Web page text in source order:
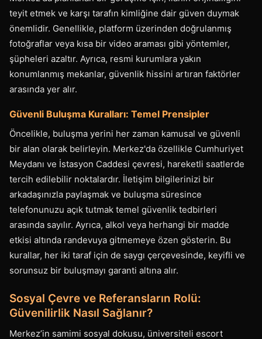
teyit etmek ve karşı tarafın kimliğine dair güven duymak
önemlidir. Genellikle, platform üzerinden doğrulanmış
fotoğraflar veya kısa bir video araması gibi yöntemler,
şüpheleri azaltır. Ayrıca, resmi kurumlara yakın
konumlanmış mekanlar, güvenlik hissini artıran faktörler
arasında yer alır.
Güvenli Buluşma Kuralları: Temel Prensipler
Öncelikle, buluşma yerini her zaman kamusal ve güvenli
bir alan olarak belirleyin. Merkez'da özellikle Cumhuriyet
Meydanı ve İstasyon Caddesi çevresi, hareketli saatlerde
tercih edilebilir noktalardır. İletişim bilgilerinizi bir
arkadaşınızla paylaşmak ve buluşma süresince
telefonunuzu açık tutmak temel güvenlik tedbirleri
arasında sayılır. Ayrıca, alkol veya herhangi bir madde
etkisi altında randevuya gitmemeye özen gösterin. Bu
kurallar, her iki taraf için de saygı çerçevesinde, keyifli ve
sorunsuz bir buluşmayı garanti altına alır.
Sosyal Çevre ve Referansların Rolü:
Güvenilirlik Nasıl Sağlanır?
Merkez’in samimi sosyal dokusu, üniversiteli escort